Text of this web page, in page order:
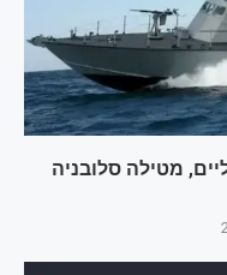
מטילה סלובניה